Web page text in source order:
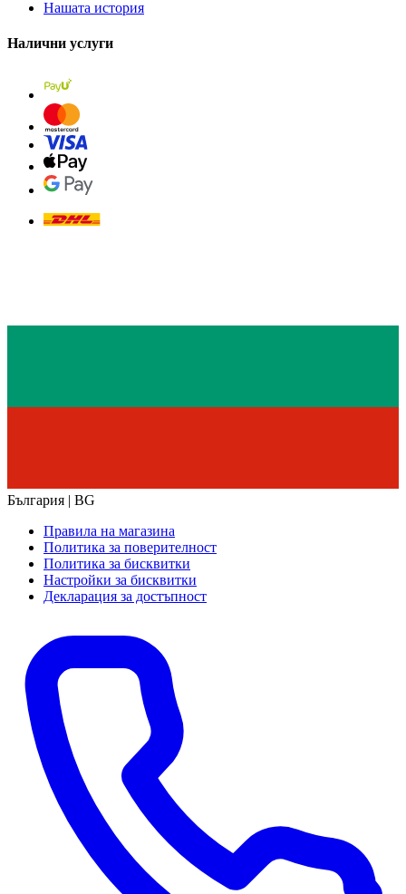
Нашата история
Налични услуги
България | BG
Правила на магазина
Политика за поверителност
Политика за бисквитки
Настройки за бисквитки
Декларация за достъпност